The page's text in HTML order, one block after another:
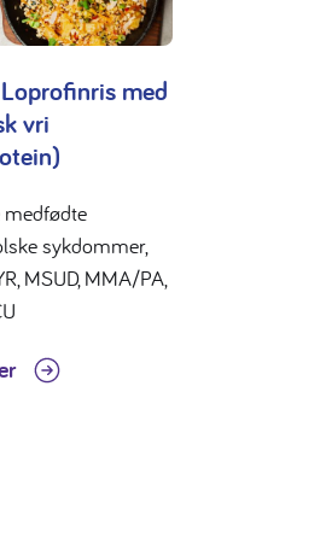
med
vri
medfødte
sykdommer,
MSUD, MMA/PA,